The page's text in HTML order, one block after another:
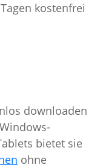
kostenfrei
downloaden
bietet sie
ohne